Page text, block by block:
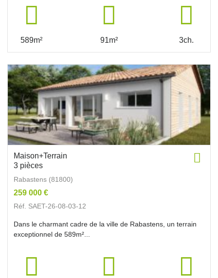
589m² 91m² 3ch.
Maison+Terrain
3 pièces
Rabastens (81800)
259 000 €
Réf. SAET-26-08-03-12
Dans le charmant cadre de la ville de Rabastens, un terrain
exceptionnel de 589m²...